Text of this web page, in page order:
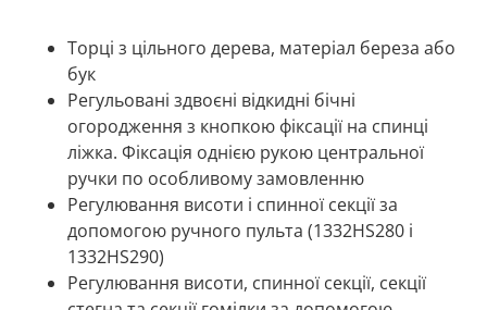
Торці з цільного дерева, матеріал береза ​​або
бук
Регульовані здвоєні відкидні бічні
огородження з кнопкою фіксації на спинці
ліжка. Фіксація однією рукою центральної
ручки по особливому замовленню
Регулювання висоти і спинної секції за
допомогою ручного пульта (1332HS280 і
1332HS290)
Регулювання висоти, спинної секції, секції